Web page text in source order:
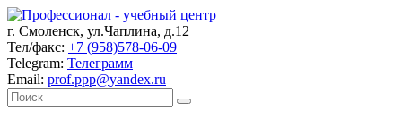
г. Смоленск, ул.Чаплина, д.12
Тел/факс: +7 (958)578-06-09
Telegram: Телеграмм
Email: prof.ppp@yandex.ru